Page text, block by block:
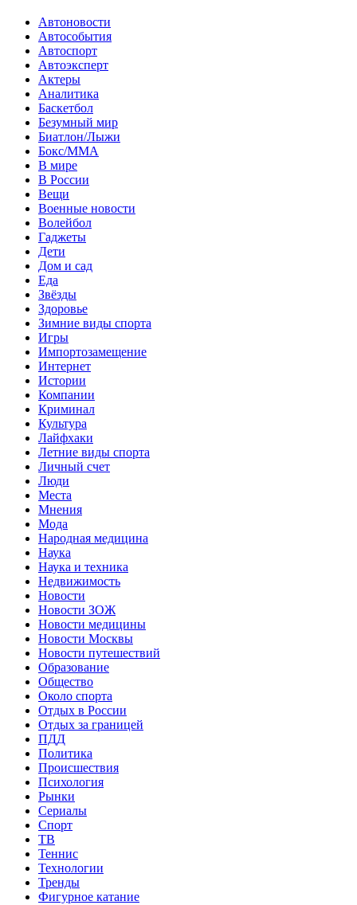
Автоновости
Автособытия
Автоспорт
Автоэксперт
Актеры
Аналитика
Баскетбол
Безумный мир
Биатлон/Лыжи
Бокс/MMA
В мире
В России
Вещи
Военные новости
Волейбол
Гаджеты
Дети
Дом и сад
Еда
Звёзды
Здоровье
Зимние виды спорта
Игры
Импортозамещение
Интернет
Истории
Компании
Криминал
Культура
Лайфхаки
Летние виды спорта
Личный счет
Люди
Места
Мнения
Мода
Народная медицина
Наука
Наука и техника
Недвижимость
Новости
Новости ЗОЖ
Новости медицины
Новости Москвы
Новости путешествий
Образование
Общество
Около спорта
Отдых в России
Отдых за границей
ПДД
Политика
Происшествия
Психология
Рынки
Сериалы
Спорт
ТВ
Теннис
Технологии
Тренды
Фигурное катание